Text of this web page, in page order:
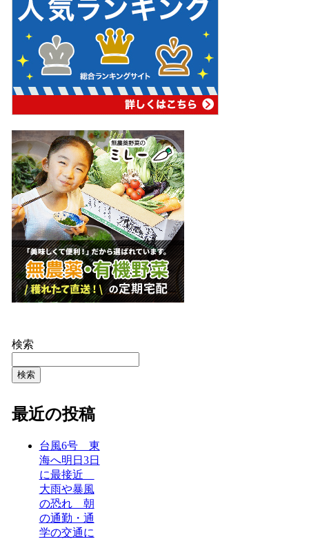
検索
検索
最近の投稿
台風6号 東
海へ明日3日
に最接近
大雨や暴風
の恐れ 朝
の通勤・通
学の交通に